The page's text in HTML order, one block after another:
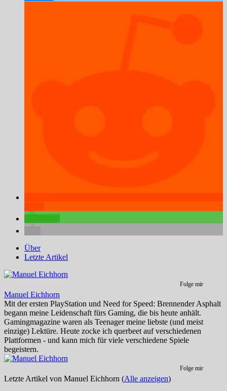
Über
Letzte Artikel
Folge mir
Manuel Eichhorn
Mit der ersten PlayStation und Need for Speed: Brennender Asphalt
begann meine Leidenschaft fürs Gaming, die bis heute anhält.
Gamingmagazine waren als Teenager meine liebste (und meist
einzige) Lektüre. Heute zocke ich querbeet auf verschiedenen
Plattformen - und kann mich für viele verschiedene Spiele
begeistern.
Folge mir
Letzte Artikel von Manuel Eichhorn (Alle anzeigen)